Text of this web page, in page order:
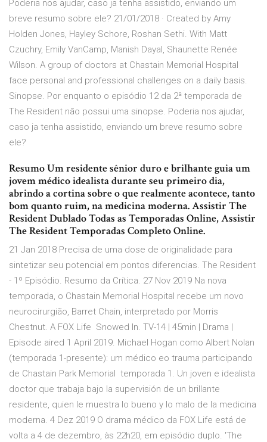
Poderia nos ajudar, caso ja tenha assistido, enviando um
breve resumo sobre ele? 21/01/2018 · Created by Amy
Holden Jones, Hayley Schore, Roshan Sethi. With Matt
Czuchry, Emily VanCamp, Manish Dayal, Shaunette Renée
Wilson. A group of doctors at Chastain Memorial Hospital
face personal and professional challenges on a daily basis.
Sinopse. Por enquanto o episódio 12 da 2ª temporada de
The Resident não possui uma sinopse. Poderia nos ajudar,
caso ja tenha assistido, enviando um breve resumo sobre
ele?
Resumo Um residente sênior duro e brilhante guia um
jovem médico idealista durante seu primeiro dia,
abrindo a cortina sobre o que realmente acontece, tanto
bom quanto ruim, na medicina moderna. Assistir The
Resident Dublado Todas as Temporadas Online, Assistir
The Resident Temporadas Completo Online.
21 Jan 2018 Precisa de uma dose de originalidade para
sintetizar seu potencial em pontos diferencias. The Resident
- 1º Episódio. Resumo da Crítica. 27 Nov 2019 Na nova
temporada, o Chastain Memorial Hospital recebe um novo
neurocirurgião, Barret Chain, interpretado por Morris
Chestnut. A FOX Life Snowed In. TV-14 | 45min | Drama |
Episode aired 1 April 2019. Michael Hogan como Albert Nolan
(temporada 1-presente): um médico eo trauma participando
de Chastain Park Memorial temporada 1. Un joven e idealista
doctor que trabaja bajo la supervisión de un brillante
residente, quien le muestra lo bueno y lo malo de la medicina
moderna. 4 Dez 2019 O drama médico da FOX Life está de
volta a 4 de dezembro, às 22h20, em episódio duplo. 'The